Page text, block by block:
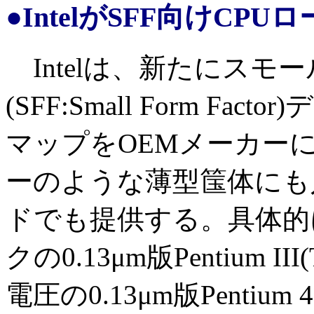
●IntelがSFF向けCPU
Intelは、新たにスモー
(SFF:Small Form Factor)
マップをOEMメーカー
ーのような薄型筺体に
ドでも提供する。具体
クの0.13μm版Pentium
電圧の0.13μm版Pentium